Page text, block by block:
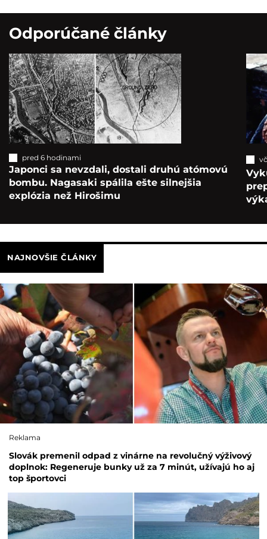
Odporúčané články
pred 6 hodinami
Japonci sa nevzdali, dostali druhú atómovú
bombu. Nagasaki spálila ešte silnejšia
explózia než Hirošimu
NAJNOVŠIE ČLÁNKY
Reklama
Slovák premenil odpad z vinárne na revolučný výživový
doplnok: Regeneruje bunky už za 7 minút, užívajú ho aj
top športovci